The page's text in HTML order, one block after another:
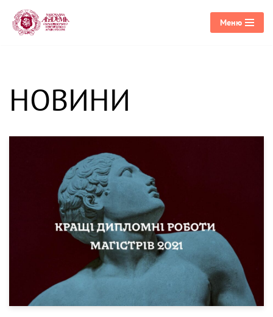
Перейти
Меню
НОВИНИ